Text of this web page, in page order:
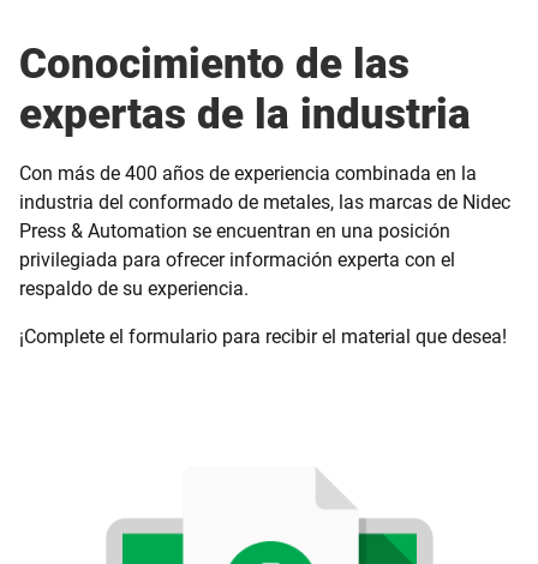
Conocimiento de las
expertas de la industria
Con más de 400 años de experiencia combinada en la
industria del conformado de metales, las marcas de Nidec
Press & Automation se encuentran en una posición
privilegiada para ofrecer información experta con el
respaldo de su experiencia.
¡Complete el formulario para recibir el material que desea!